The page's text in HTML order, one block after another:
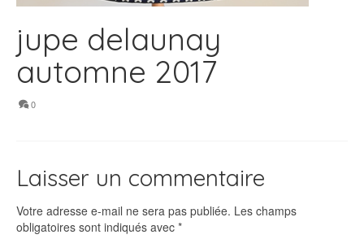
jupe delaunay
automne 2017
0
Laisser un commentaire
Votre adresse e-mail ne sera pas publiée. Les champs
obligatoires sont indiqués avec *